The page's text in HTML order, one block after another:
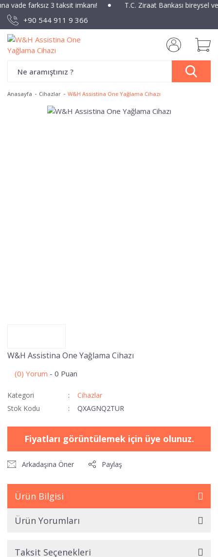
vade farksız 3 taksit imkanı! T.C. Ziraat Bankası bireysel
+90 544 911 9 366
Anasayfa Cihazlar W&H Assistina One Yağlama Cihazı
W&H Assistina One Yağlama Cihazı
(0) Yorum - 0 Puan
Kategori
Cihazlar
Stok Kodu
QXAGNQ2TUR
Fiyatları görüntülemek için üye olunuz.
Arkadaşına Öner Paylaş
Ürün Bilgisi
Ürün Yorumları
Taksit Seçenekleri